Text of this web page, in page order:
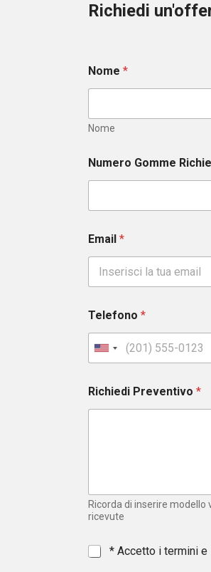
Richiedi
Nome*
Nome
Numero Gomme
Email*
Telefono*
U
n
t
e
e
s
Richiedi Preventivo*
Ricorda di inserire
ricevute
* * Accetto i termini